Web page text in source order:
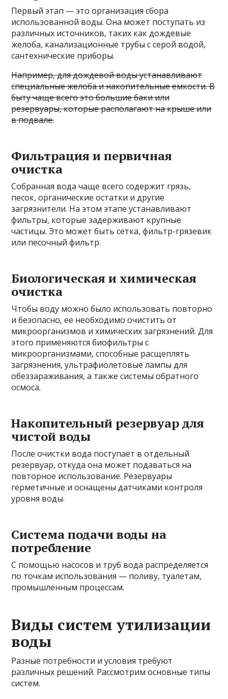
Первый этап — это организация сбора
использованной воды. Она может поступать из
различных источников, таких как дождевые
желоба, канализационные трубы с серой водой,
сантехнические приборы.
Например, для дождевой воды устанавливают
специальные желоба и накопительные емкости. В
быту чаще всего это большие баки или
резервуары, которые располагают на крыше или
в подвале.
Фильтрация и первичная
очистка
Собранная вода чаще всего содержит грязь,
песок, органические остатки и другие
загрязнители. На этом этапе устанавливают
фильтры, которые задерживают крупные
частицы. Это может быть сетка, фильтр-грязевик
или песочный фильтр.
Биологическая и химическая
очистка
Чтобы воду можно было использовать повторно
и безопасно, ее необходимо очистить от
микроорганизмов и химических загрязнений. Для
этого применяются биофильтры с
микроорганизмами, способные расщеплять
загрязнения, ультрафиолетовые лампы для
обеззараживания, а также системы обратного
осмоса.
Накопительный резервуар для
чистой воды
После очистки вода поступает в отдельный
резервуар, откуда она может подаваться на
повторное использование. Резервуары
герметичные и оснащены датчиками контроля
уровня воды.
Система подачи воды на
потребление
С помощью насосов и труб вода распределяется
по точкам использования — поливу, туалетам,
промышленным процессам.
Виды систем утилизации
воды
Разные потребности и условия требуют
различных решений. Рассмотрим основные типы
систем.